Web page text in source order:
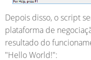
Depois disso, o script
plataforma de
resultado do
"Hello World!":